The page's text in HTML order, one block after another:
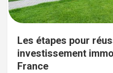
Les étapes pour
investissement
France